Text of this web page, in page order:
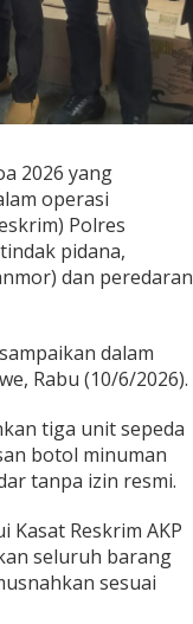
2026 yang
operasi
Polres
pidana,
dan peredaran
dalam
Rabu (10/6/2026).
tiga unit sepeda
botol minuman
tanpa izin resmi.
Kasat Reskrim AKP
seluruh barang
sesuai